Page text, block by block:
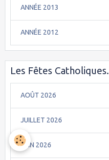
ANNÉE 2013
ANNÉE 2012
Les Fêtes Catholiques.
AOÛT 2026
JUILLET 2026
JUIN 2026